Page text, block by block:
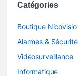
Catégories
Boutique Nicovisio
Alarmes & Sécurité
Vidéosurveillance
Informatique